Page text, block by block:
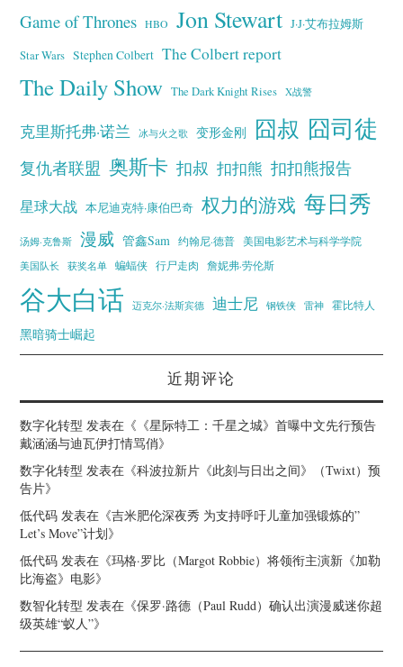
Game of Thrones HBO Jon Stewart J·J·艾布拉姆斯
Star Wars Stephen Colbert The Colbert report
The Daily Show The Dark Knight Rises X战警
克里斯托弗·诺兰 冰与火之歌 变形金刚 囧叔 囧司徒
复仇者联盟 奥斯卡 扣叔 扣扣熊 扣扣熊报告
星球大战 本尼迪克特·康伯巴奇 权力的游戏 每日秀
汤姆·克鲁斯 漫威 管鑫Sam 约翰尼·德普
美国电影艺术与科学学院
美国队长
获奖名单 蝙蝠侠 行尸走肉 詹妮弗·劳伦斯
谷大白话 迈克尔·法斯宾德 迪士尼 钢铁侠 雷神 霍比特人
黑暗骑士崛起
近期评论
数字化转型 发表在《 《星际特工：千星之城》首曝中文先行预告
戴涵涵与迪瓦伊打情骂俏》
数字化转型 发表在《科波拉新片《此刻与日出之间》（Twixt）预
告片》
低代码 发表在《吉米肥伦深夜秀 为支持呼吁儿童加强锻炼的”
Let’s Move”计划》
低代码 发表在《玛格·罗比（Margot Robbie）将领衔主演新《加勒
比海盗》电影》
数智化转型 发表在《保罗·路德（Paul Rudd）确认出演漫威迷你超
级英雄“蚁人”》